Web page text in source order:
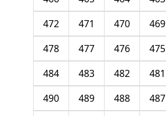
469
470
471
472
475
476
477
478
481
482
483
484
487
488
489
490